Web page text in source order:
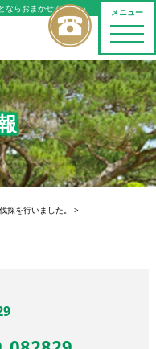
メニュー
toggle
ならおまかせください
採を行いました。
>